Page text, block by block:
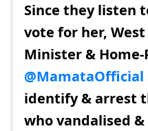
Since they listen
vote for her,
Minister &
@MamataOfficial
identify & arrest
who vandalised